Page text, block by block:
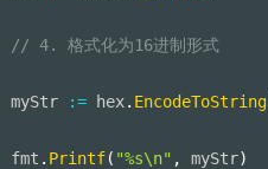
// 4. 格式化为16进制形式
myStr := hex. EncodeToString
fmt . Printf( "%s\n" , myStr)